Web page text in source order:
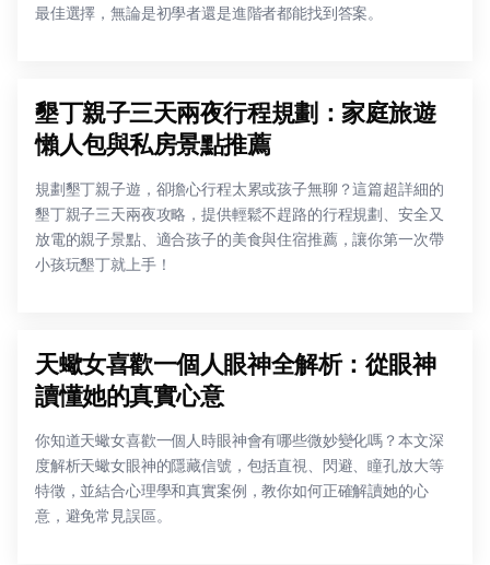
最佳選擇，無論是初學者還是進階者都能找到答案。
墾丁親子三天兩夜行程規劃：家庭旅遊
懶人包與私房景點推薦
規劃墾丁親子遊，卻擔心行程太累或孩子無聊？這篇超詳細的
墾丁親子三天兩夜攻略，提供輕鬆不趕路的行程規劃、安全又
放電的親子景點、適合孩子的美食與住宿推薦，讓你第一次帶
小孩玩墾丁就上手！
天蠍女喜歡一個人眼神全解析：從眼神
讀懂她的真實心意
你知道天蠍女喜歡一個人時眼神會有哪些微妙變化嗎？本文深
度解析天蠍女眼神的隱藏信號，包括直視、閃避、瞳孔放大等
特徵，並結合心理學和真實案例，教你如何正確解讀她的心
意，避免常見誤區。